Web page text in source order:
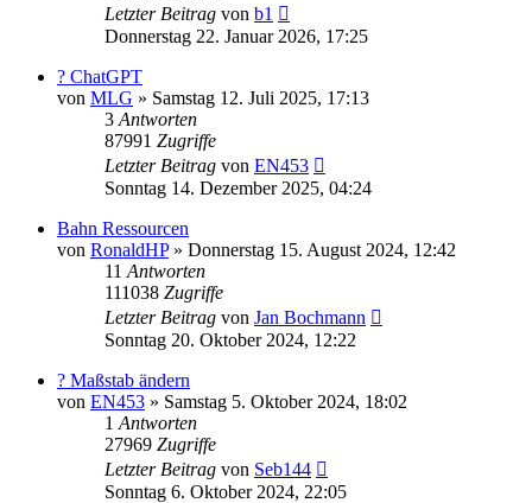
Letzter Beitrag von b1
Donnerstag 22. Januar 2026, 17:25
? ChatGPT
von MLG » Samstag 12. Juli 2025, 17:13
3 Antworten
87991 Zugriffe
Letzter Beitrag von EN453
Sonntag 14. Dezember 2025, 04:24
Bahn Ressourcen
von RonaldHP» Donnerstag 15. August 2024, 12:42
11 Antworten
111038 Zugriffe
Letzter Beitrag von Jan Bochmann
Sonntag 20. Oktober 2024, 12:22
? Maßstab ändern
von EN453 » Samstag 5. Oktober 2024, 18:02
1 Antworten
27969 Zugriffe
Letzter Beitrag von Seb144
Sonntag 6. Oktober 2024, 22:05